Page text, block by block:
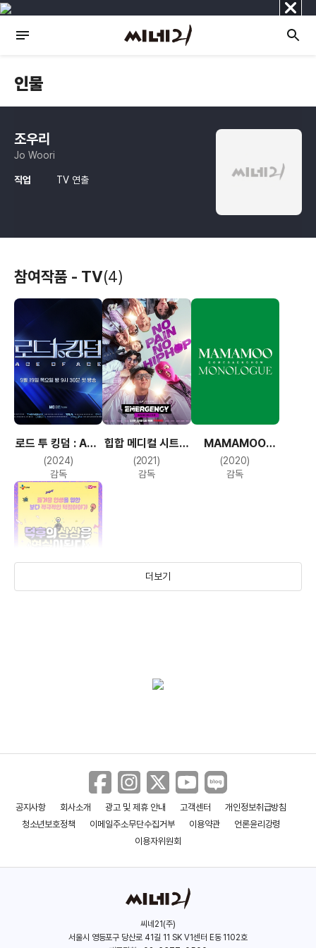
닫
기
인물
조우리
Jo Woori
직업 TV 연출
참여작품 - TV(4)
로드 투 킹덤 : ACE
OF ACE
(2024)
감독
힙합 메디컬 시트콤
- EMERGENCY
(2021)
감독
MAMAMOO
COMEBACK
SHOW
(2020)
감독
더보기
공지사항 회사소개 광고 및 제휴 안내 고객센터
개인정보취급방침
청소년보호정책
이메일주소무단수집거부 이용약관
언론윤리강령
이용자위원회
씨네21(주)
서울시 영등포구 당산로 41길 11 SK V1센터 E동 1102호